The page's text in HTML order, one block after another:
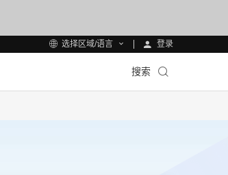
选择区域/语言 登录
搜索